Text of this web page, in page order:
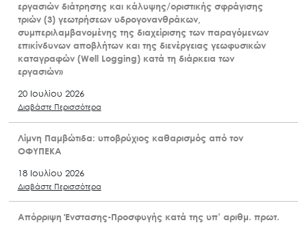
εργασιών διάτρησης και κάλυψης/οριστικής σφράγισης
τριών (3) γεωτρήσεων υδρογονανθράκων,
συμπεριλαμβανομένης της διαχείρισης των παραγόμενων
επικίνδυνων αποβλήτων και της διενέργειας γεωφυσικών
καταγραφών (Well Logging) κατά τη διάρκεια των
εργασιών»
20 Ιουλίου 2026
Διαβάστε Περισσότερα
Λίμνη Παμβώτιδα: υποβρύχιος καθαρισμός από τον
ΟΦΥΠΕΚΑ
18 Ιουλίου 2026
Διαβάστε Περισσότερα
Απόρριψη Ένστασης-Προσφυγής κατά της υπ’ αριθμ. πρωτ.